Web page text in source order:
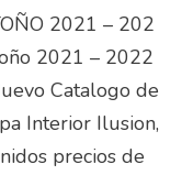
2021 – 202
2021 – 2022
Catalogo de
Interior Ilusion,
precios de